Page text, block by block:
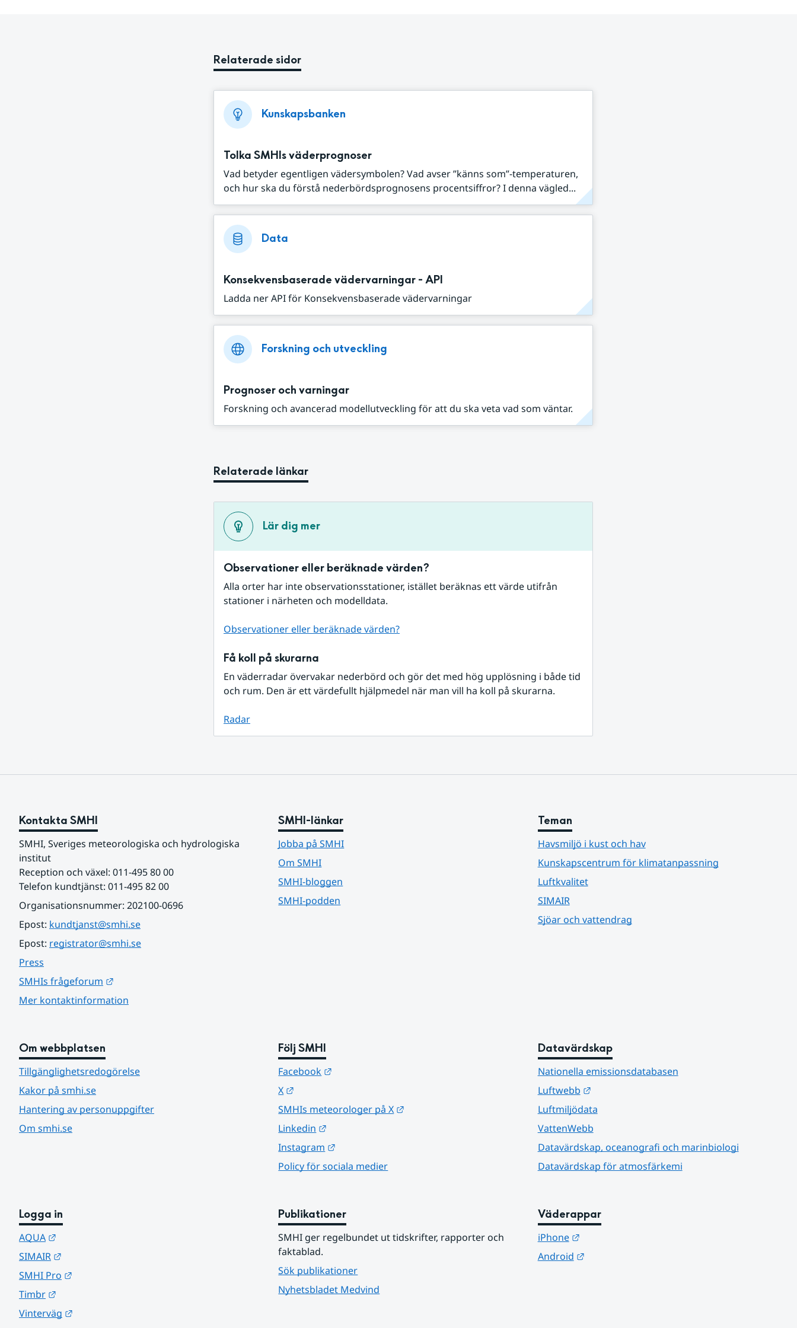
Relaterade sidor
Kunskapsbanken
Tolka SMHIs väderprognoser
Vad betyder egentligen vädersymbolen? Vad avser ”känns som”-temperaturen,
och hur ska du förstå nederbördsprognosens procentsiffror? I denna vägled...
Data
Konsekvensbaserade vädervarningar - API
Ladda ner API för Konsekvensbaserade vädervarningar
Forskning och utveckling
Prognoser och varningar
Forskning och avancerad modellutveckling för att du ska veta vad som väntar.
Relaterade länkar
Lär dig mer
Observationer eller beräknade värden?
Alla orter har inte observationsstationer, istället beräknas ett värde utifrån
stationer i närheten och modelldata.
Observationer eller beräknade värden?
Få koll på skurarna
En väderradar övervakar nederbörd och gör det med hög upplösning i både tid
och rum. Den är ett värdefullt hjälpmedel när man vill ha koll på skurarna.
Radar
Kontakta SMHI
SMHI, Sveriges meteorologiska och hydrologiska
institut
Reception och växel: 011-495 80 00
Telefon kundtjänst: 011-495 82 00
Organisationsnummer: 202100-0696
Epost: kundtjanst@smhi.se
Epost: registrator@smhi.se
Press
SMHIs frågeforum
Mer kontaktinformation
SMHI-länkar
Jobba på SMHI
Om SMHI
SMHI-bloggen
SMHI-podden
Teman
Havsmiljö i kust och hav
Kunskapscentrum för klimatanpassning
Luftkvalitet
SIMAIR
Sjöar och vattendrag
Om webbplatsen
Tillgänglighetsredogörelse
Kakor på smhi.se
Hantering av personuppgifter
Om smhi.se
Följ SMHI
Facebook
X
SMHIs meteorologer på X
Linkedin
Instagram
Policy för sociala medier
Datavärdskap
Nationella emissionsdatabasen
Luftwebb
Länk till annan webbplats.
Luftmiljödata
VattenWebb
Datavärdskap, oceanografi och marinbiologi
Datavärdskap för atmosfärkemi
Logga in
AQUA
SIMAIR
SMHI Pro
Timbr
Vinterväg
Publikationer
SMHI ger regelbundet ut tidskrifter, rapporter och
faktablad.
Sök publikationer
Nyhetsbladet Medvind
Väderappar
iPhone
Länk till annan webbplats.
Android
Länk till annan webbplats.